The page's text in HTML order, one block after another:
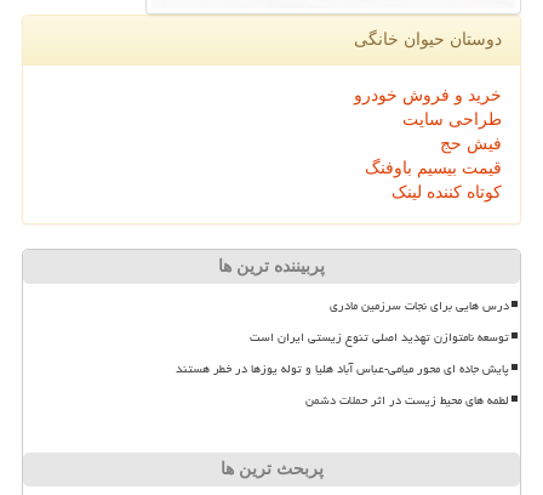
دوستان حیوان خانگی
خرید و فروش خودرو
طراحی سایت
فیش حج
قیمت بیسیم باوفنگ
کوتاه کننده لینک
پربیننده ترین ها
درس هایی برای نجات سرزمین مادری
توسعه نامتوازن تهدید اصلی تنوع زیستی ایران است
پایش جاده ای محور میامی-عباس آباد هلیا و توله یوزها در خطر هستند
لطمه های محیط زیست در اثر حملات دشمن
پربحث ترین ها